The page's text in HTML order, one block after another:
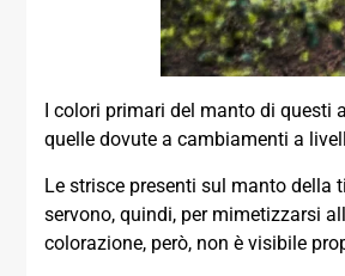
I colori primari del manto di questi
quelle dovute a cambiamenti a
Le strisce presenti sul manto della
servono, quindi, per mimetizzarsi
colorazione, però, non è visibile